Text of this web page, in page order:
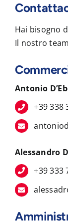
Hai bisogno
Il nostro
Antonio
+39 338
Alessandro
+39 333